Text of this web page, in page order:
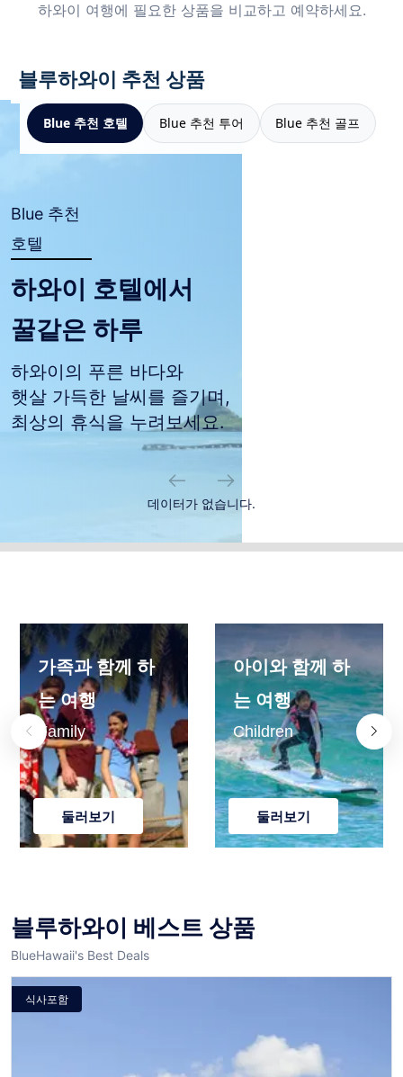
하와이 여행에 필요한 상품을 비교하고 예약하세요.
블루하와이 추천 상품
Blue 추천 호텔 Blue 추천 투어 Blue 추천 골프
Blue 추천
호텔
하와이 호텔에서
꿀같은 하루
하와이의 푸른 바다와
햇살 가득한 날씨를 즐기며,
최상의 휴식을 누려보세요.
데이터가 없습니다.
가족과 함께 하
는 여행
Family
둘러보기
아이와 함께 하
는 여행
Children
둘러보기
블루하와이 베스트 상품
BlueHawaii's Best Deals
식사포함